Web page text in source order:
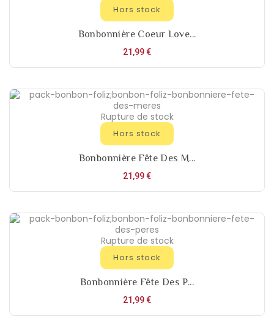
Hors stock
Bonbonnière Coeur Love...
21,99 €Prix
Rupture de stock
Hors stock
Bonbonnière Fête Des M...
21,99 €Prix
Rupture de stock
Hors stock
Bonbonnière Fête Des P...
21,99 €Prix